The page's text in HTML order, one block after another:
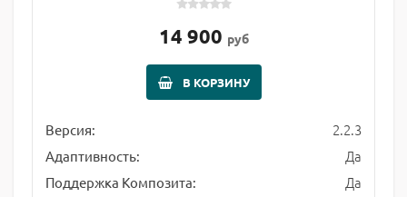
14 900 руб
В КОРЗИНУ
Версия: 2.2.3
Адаптивность: Да
Поддержка Композита: Да